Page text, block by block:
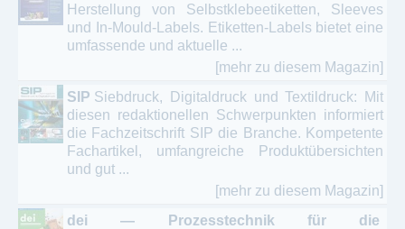
Herstellung von Selbstklebeetiketten, Sleeves
und In-Mould-Labels. Etiketten-Labels bietet eine
umfassende und aktuelle ...
[mehr zu diesem Magazin]
SIP Siebdruck, Digitaldruck und Textildruck: Mit
diesen redaktionellen Schwerpunkten informiert
die Fachzeitschrift SIP die Branche. Kompetente
Fachartikel, umfangreiche Produktübersichten
und gut ...
[mehr zu diesem Magazin]
dei — Prozesstechnik für die